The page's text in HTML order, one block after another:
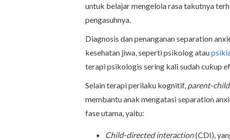
untuk belajar mengelola rasa takutnya
pengasuhnya.
Diagnosis dan penanganan separation
kesehatan jiwa, seperti psikolog atau
terapi psikologis sering kali sudah cukup
Selain terapi perilaku kognitif, parent-
membantu anak mengatasi separation
fase utama, yaitu:
Child-directed interaction(CDI),